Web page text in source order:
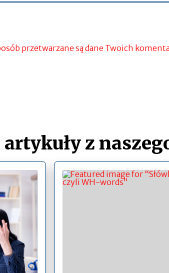
przetwarzane są dane Twoich
z